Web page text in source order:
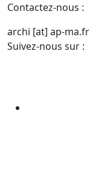
Contactez-nous :
archi [at] ap-ma.fr
Suivez-nous sur :